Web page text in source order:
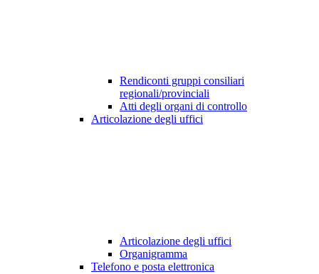
Rendiconti gruppi consiliari
regionali/provinciali
Atti degli organi di controllo
Articolazione degli uffici
Articolazione degli uffici
Organigramma
Telefono e posta elettronica